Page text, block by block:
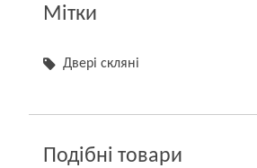
Мітки
Двері скляні
Подібні товари